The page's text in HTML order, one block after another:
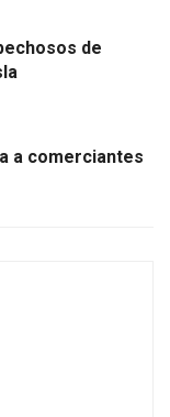
de
a comerciantes